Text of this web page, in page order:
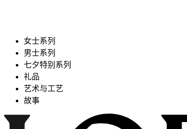
女士系列
男士系列
七夕特别系列
礼品
艺术与工艺
故事